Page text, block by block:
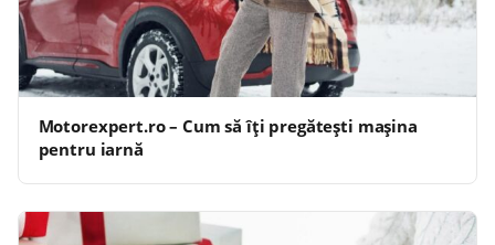
Motorexpert.ro – Cum să îți pregătești mașina
pentru iarnă